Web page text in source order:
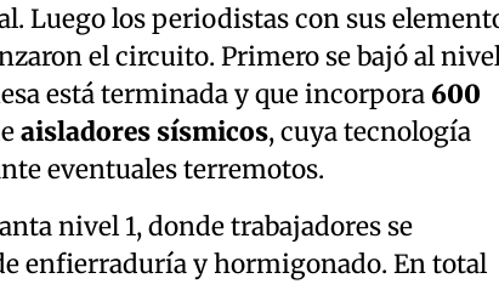
Luego los periodistas con sus
el circuito. Primero se bajó al
está terminada y que incorpora 600
aisladores sísmicos, cuya tecnología
eventuales terremotos.
nivel 1, donde trabajadores se
enfierraduría y hormigonado. En total